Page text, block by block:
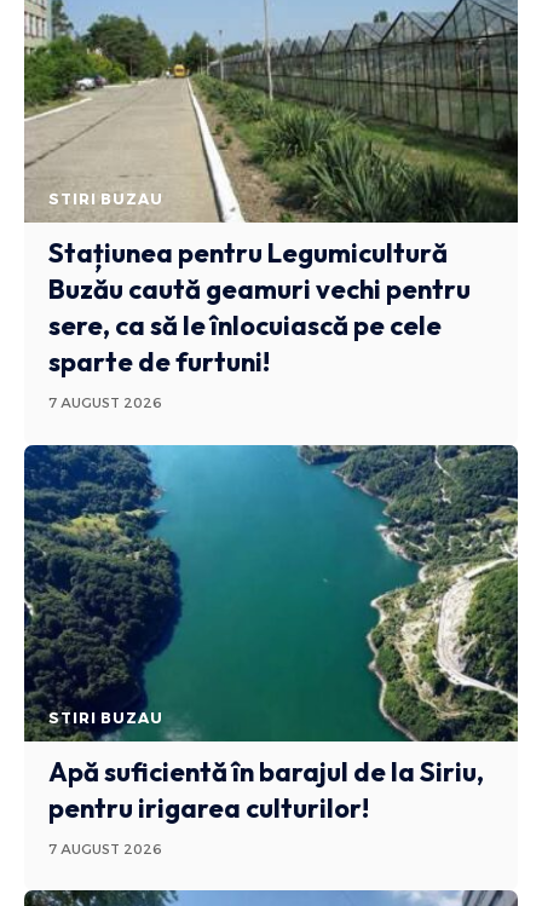
STIRI BUZAU
Stațiunea pentru Legumicultură
Buzău caută geamuri vechi pentru
sere, ca să le înlocuiască pe cele
sparte de furtuni!
7 AUGUST 2026
STIRI BUZAU
Apă suficientă în barajul de la Siriu,
pentru irigarea culturilor!
7 AUGUST 2026